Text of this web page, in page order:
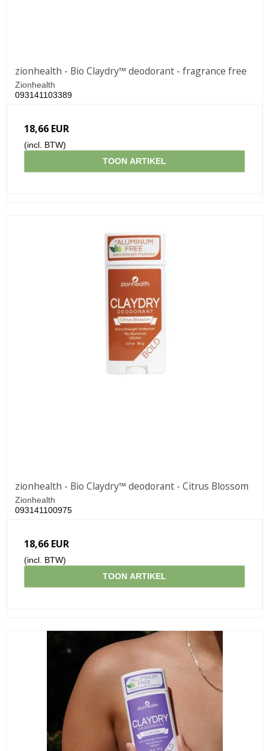
zionhealth - Bio Claydry™ deodorant - fragrance free
Zionhealth
093141103389
18,66 EUR
(incl. BTW)
TOON ARTIKEL
zionhealth - Bio Claydry™ deodorant - Citrus Blossom
Zionhealth
093141100975
18,66 EUR
(incl. BTW)
TOON ARTIKEL